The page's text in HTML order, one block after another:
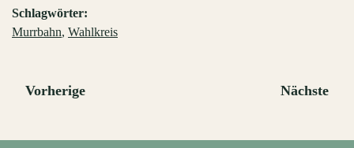
Schlagwörter:
Murrbahn, Wahlkreis
Vorherige Nächste